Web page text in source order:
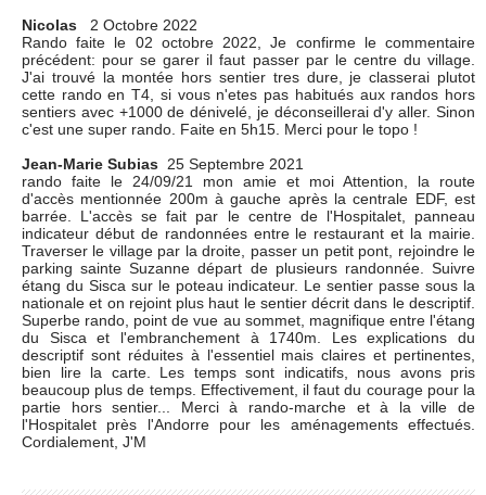
Nicolas
2 Octobre 2022
Rando faite le 02 octobre 2022, Je confirme le commentaire
précédent: pour se garer il faut passer par le centre du village.
J'ai trouvé la montée hors sentier tres dure, je classerai plutot
cette rando en T4, si vous n'etes pas habitués aux randos hors
sentiers avec +1000 de dénivelé, je déconseillerai d'y aller. Sinon
c'est une super rando. Faite en 5h15. Merci pour le topo !
Jean-Marie Subias 25 Septembre 2021
rando faite le 24/09/21 mon amie et moi Attention, la route
d'accès mentionnée 200m à gauche après la centrale EDF, est
barrée. L'accès se fait par le centre de l'Hospitalet, panneau
indicateur début de randonnées entre le restaurant et la mairie.
Traverser le village par la droite, passer un petit pont, rejoindre le
parking sainte Suzanne départ de plusieurs randonnée. Suivre
étang du Sisca sur le poteau indicateur. Le sentier passe sous la
nationale et on rejoint plus haut le sentier décrit dans le descriptif.
Superbe rando, point de vue au sommet, magnifique entre l'étang
du Sisca et l'embranchement à 1740m. Les explications du
descriptif sont réduites à l'essentiel mais claires et pertinentes,
bien lire la carte. Les temps sont indicatifs, nous avons pris
beaucoup plus de temps. Effectivement, il faut du courage pour la
partie hors sentier... Merci à rando-marche et à la ville de
l'Hospitalet près l'Andorre pour les aménagements effectués.
Cordialement, J'M